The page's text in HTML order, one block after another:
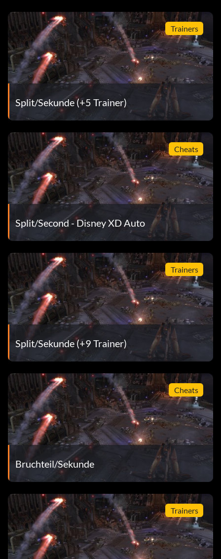
Trainers
Split/Sekunde (+5 Trainer)
Cheats
Split/Second - Disney XD Auto
Trainers
Split/Sekunde (+9 Trainer)
Cheats
Bruchteil/Sekunde
Trainers